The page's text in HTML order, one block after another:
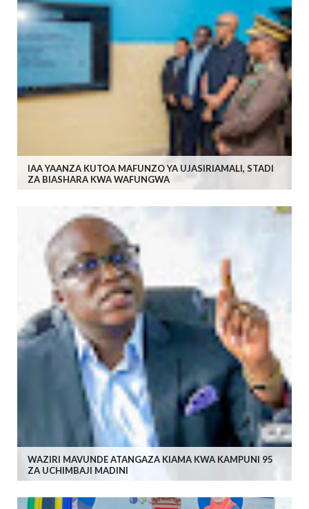
IAA YAANZA KUTOA MAFUNZO YA UJASIRIAMALI, STADI
ZA BIASHARA KWA WAFUNGWA
WAZIRI MAVUNDE ATANGAZA KIAMA KWA KAMPUNI 95
ZA UCHIMBAJI MADINI